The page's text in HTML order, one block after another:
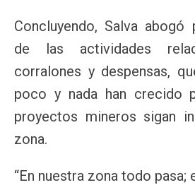
Concluyendo, Salva
de las actividades
corralones y despensas,
poco y nada han crecido
proyectos mineros sigan
zona.
“En nuestra zona todo pasa;